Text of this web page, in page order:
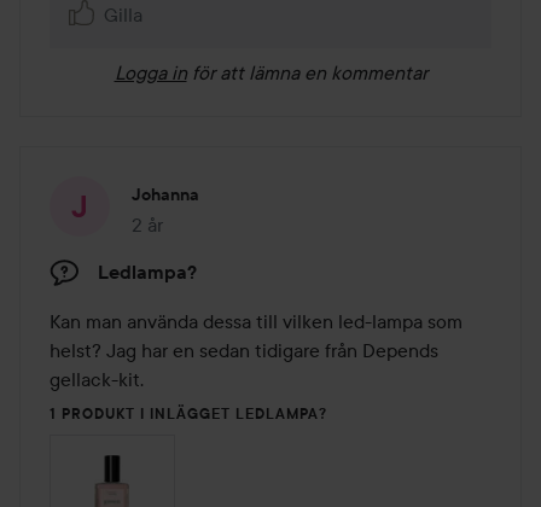
Gilla
Logga in för att lämna en kommentar
Johanna
2 år
Inlägget skapades 2 år
Ledlampa?
Kan man använda dessa till vilken led-lampa som
helst? Jag har en sedan tidigare från Depends
gellack-kit.
1 PRODUKT I INLÄGGET LEDLAMPA?